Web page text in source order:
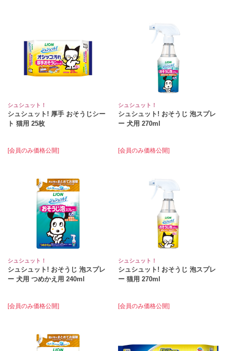
シュシュット！
シュシュット! 厚手 おそうじシー
ト 猫用 25枚
[会員のみ価格公開]
シュシュット！
シュシュット! おそうじ 泡スプレ
ー 犬用 270ml
[会員のみ価格公開]
シュシュット！
シュシュット! おそうじ 泡スプレ
ー 犬用 つめかえ用 240ml
[会員のみ価格公開]
シュシュット！
シュシュット! おそうじ 泡スプレ
ー 猫用 270ml
[会員のみ価格公開]